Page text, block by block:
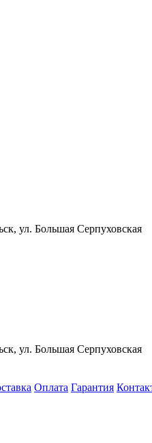
ул. Большая Серпуховская
ул. Большая Серпуховская
Оплата Гарантия